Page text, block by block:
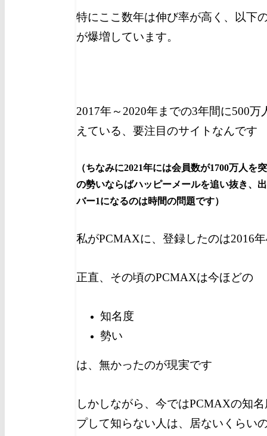
特にここ数年は伸び率が高く、以下
が爆増しています。
2017年～2020年までの3年間に500万
えている、要注目のサイトなんです
（ちなみに2021年には会員数が1700万人を
の勢いならばハッピーメールを追い抜き、
バー1になるのは時間の問題です）
私がPCMAXに、登録したのは2016
正直、その頃のPCMAXは今ほどの
知名度
勢い
は、無かったのが現実です
しかしながら、今ではPCMAXの知
プして知らない人は、居ないくらい